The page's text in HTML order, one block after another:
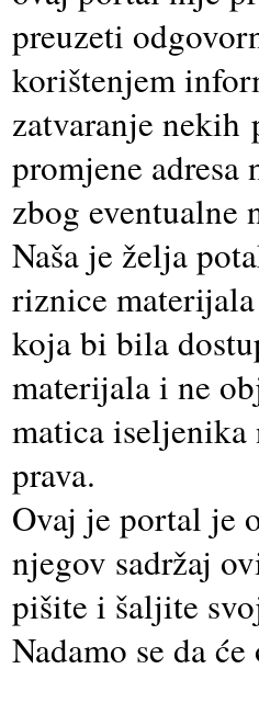
preuzeti
korištenjem
zatvaranje nekih
promjene
zbog eventualne
Naša je želja
riznice
koja bi bila
materijala i ne
matica iseljenika
prava.
Ovaj je portal je
njegov sadržaj
pišite i šaljite
Nadamo se da